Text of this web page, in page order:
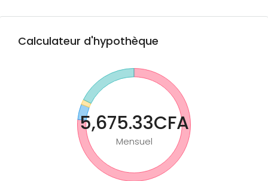
Calculateur d'hypothèque
5,675.33CFA
Mensuel